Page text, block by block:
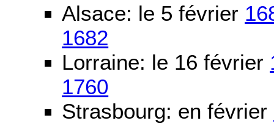
Alsace: le 5 février
1682
Lorraine: le 16 février
1760
Strasbourg: en février